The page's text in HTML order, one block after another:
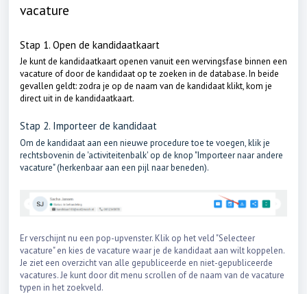
vacature
Stap 1. Open de kandidaatkaart
Je kunt de kandidaatkaart openen vanuit een wervingsfase binnen een
vacature of door de kandidaat op te zoeken in de database. In beide
gevallen geldt: zodra je op de naam van de kandidaat klikt, kom je
direct uit in de kandidaatkaart.
Stap 2. Importeer de kandidaat
Om de kandidaat aan een nieuwe procedure toe te voegen, klik je
rechtsbovenin de 'activiteitenbalk' op de knop "Importeer naar andere
vacature" (herkenbaar aan een pijl naar beneden).
Er verschijnt nu een pop-upvenster. Klik op het veld "Selecteer
vacature" en kies de vacature waar je de kandidaat aan wilt koppelen.
Je ziet een overzicht van alle gepubliceerde en niet-gepubliceerde
vacatures. Je kunt door dit menu scrollen of de naam van de vacature
typen in het zoekveld.